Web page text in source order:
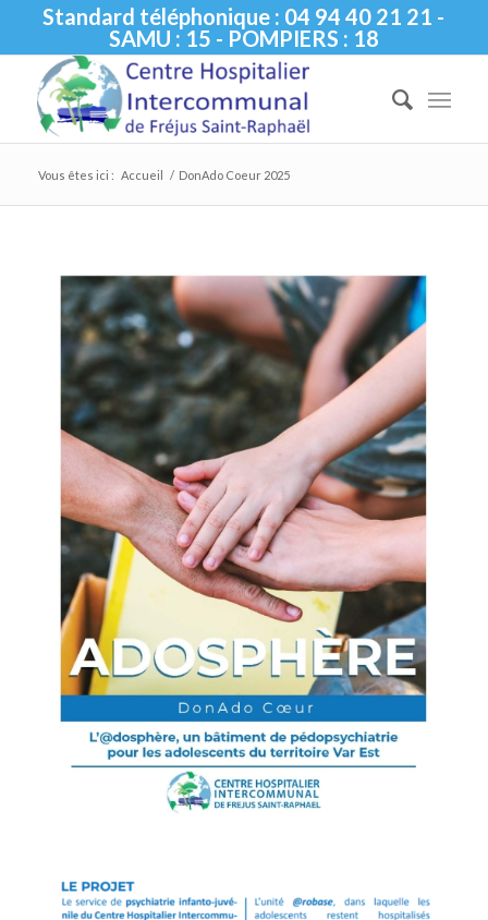
Standard téléphonique : 04 94 40 21 21 -
SAMU : 15 - POMPIERS : 18
Vous êtes ici : Accueil / DonAdo Coeur 2025